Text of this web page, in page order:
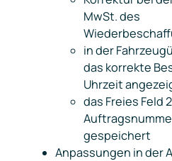
MwSt. des
in der
das korrekte
Uhrzeit
das Freies Feld 2
gespeichert
Anpassungen in der